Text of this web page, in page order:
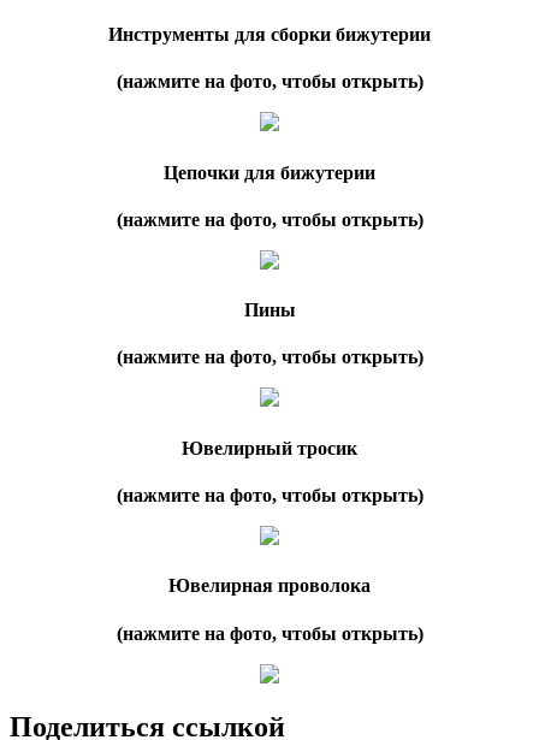
Инструменты для сборки бижутерии
(нажмите на фото, чтобы открыть)
Цепочки для бижутерии
(нажмите на фото, чтобы открыть)
Пины
(нажмите на фото, чтобы открыть)
Ювелирный тросик
(нажмите на фото, чтобы открыть)
Ювелирная проволока
(нажмите на фото, чтобы открыть)
Поделиться ссылкой